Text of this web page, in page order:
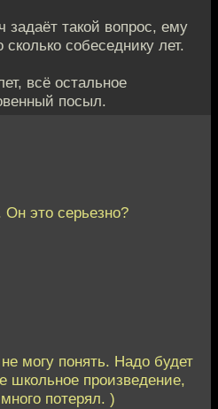
такой вопрос, ему
сколько собеседнику лет.
всё остальное
посыл.
это серьезно?
могу понять. Надо будет
школьное произведение,
потерял. )